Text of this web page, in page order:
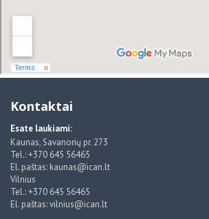
Kontaktai
Esate laukiami:
Kaunas, Savanorių pr. 273
Tel.: +370 645 56465
El. paštas: kaunas@ican.lt
Vilnius
Tel.: +370 645 56465
El. paštas: vilnius@ican.lt